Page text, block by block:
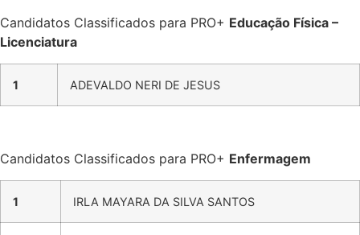
Candidatos Classificados para PRO+ Educação Física –
Licenciatura
1 ADEVALDO NERI DE JESUS
Candidatos Classificados para PRO+ Enfermagem
1 IRLA MAYARA DA SILVA SANTOS